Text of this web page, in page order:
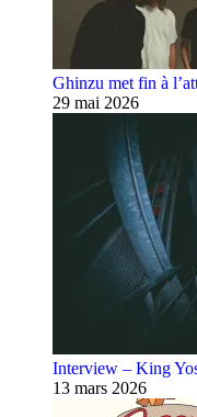
Ghinzu met fin à
29 mai 2026
Interview – King
13 mars 2026